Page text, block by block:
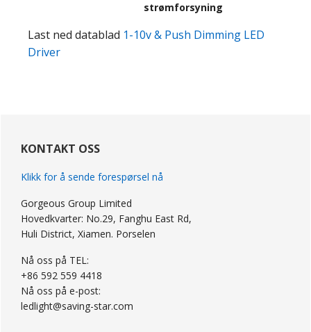
strømforsyning
Last ned datablad 1-10v & Push Dimming LED
Driver
Sidebar
KONTAKT OSS
Klikk for å sende forespørsel nå
Gorgeous Group Limited
Hovedkvarter: No.29, Fanghu East Rd,
Huli District, Xiamen. Porselen
Nå oss på TEL:
+86 592 559 4418
Nå oss på e-post:
ledlight@saving-star.com